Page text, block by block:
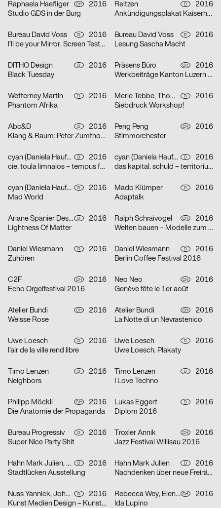
Raphaela Haefliger CH
2016
Studio GDS in der Burg
Reitzen D
2016
Ankündigungsplakat Kaiserhalle
Bureau David Voss D
2016
I’ll be your Mirror. Screen Tests von Andy Warhol
Bureau David Voss D
2016
Lesung Sascha Macht
DITHO Design D
2016
Black Tuesday
Präsens Büro CH
2016
Werkbeiträge Kanton Luzern 2016
Wetterney Martin D
2016
Phantom Afrika
Merle Tebbe, Thomas Kühnen D
2016
Siebdruck Workshop!
Abc&D D
2016
Klang & Raum: Peter Zumthor, Karlheinz Müller, Isabel Mundry
Peng Peng CH
2016
Stimmorchester
cyan (Daniela Haufe + Detlef Fiedler) D
2016
cie. toula limnaios – tempus fugit
cyan (Daniela Haufe + Detlef Fiedler) D
2016
das kapital. schuld – territorium – utopie
cyan (Daniela Haufe + Detlef Fiedler) D
2016
Mad World
Mado Klümper D
2016
Adaptalk
Ariane Spanier Design D
2016
Lightness Of Matter
Ralph Schraivogel CH
2016
Welten bauen – Modelle zum Entwerfen, Sammeln, Nachdenken
Daniel Wiesmann D
2016
Zuhören
Daniel Wiesmann D
2016
Berlin Coffee Festival 2016
C2F CH
2016
Echo Orgelfestival 2016
Neo Neo CH
2016
Genève fête le 1er août
Atelier Bundi CH
2016
Weisse Rose
Atelier Bundi CH
2016
La Notte di un Nevrastenico
Uwe Loesch D
2016
l’air de la ville rend libre
Uwe Loesch D
2016
Uwe Loesch. Plakaty
Timo Lenzen D
2016
Neighbors
Timo Lenzen D
2016
I Love Techno
Philipp Möckli CH
2016
Die Anatomie der Propaganda
Lukas Eggert D
2016
Diplom 2016
Bureau Progressiv D
2016
Super Nice Party Shit
Troxler Annik CH
2016
Jazz Festival Willisau 2016
Hahn Mark Julien, Jan Robert Obst, Franziska Diana Doll D
2016
Stadtlücken Ausstellung
Hahn Mark Julien D
2016
Nachdenken über neue Freiräume in Stuttgart West
Nuss Yannick, Johannes Hucht D
2016
Kunst Medien Design – Kunst Wissenschaft Perspektiven 2016
Rebecca Wey, Elena Gabriel CH
2016
Ida Lupino